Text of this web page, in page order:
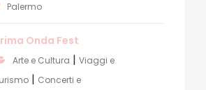
Palermo
Onda Fest
Arte e Cultura | Viaggi e
| Concerti e